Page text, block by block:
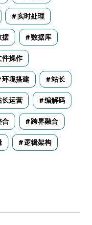
实时处理
据 数据库
件操作
环境搭建 站长
长运营 编解码
合 跨界融合
逻辑架构